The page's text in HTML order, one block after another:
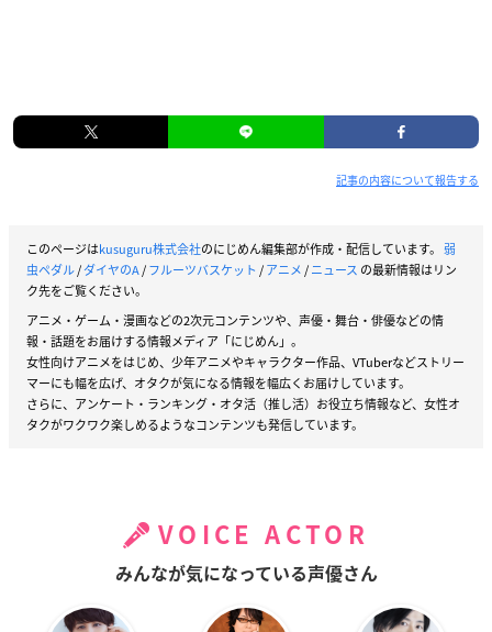
記事の内容について報告する
このページはkusuguru株式会社のにじめん編集部が作成・配信しています。 弱
虫ペダル/ダイヤのA/フルーツバスケット /アニメ/ニュース の最新情報はリン
ク先をご覧ください。
アニメ・ゲーム・漫画などの2次元コンテンツや、声優・舞台・俳優などの情
報・話題をお届けする情報メディア「にじめん」。
女性向けアニメをはじめ、少年アニメやキャラクター作品、VTuberなどストリー
マーにも幅を広げ、オタクが気になる情報を幅広くお届けしています。
さらに、アンケート・ランキング・オタ活（推し活）お役立ち情報など、女性オ
タクがワクワク楽しめるようなコンテンツも発信しています。
VOICE ACTOR
みんなが気になっている声優さん